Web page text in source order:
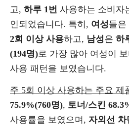
고, 하루 1번 사용하는 소비자
인되었습니다. 특히, 여성들은
2회 이상 사용하고, 남성은 하
(194명)로 가장 많아 여성이
사용 패턴을 보였습니다.
주 5회 이상 사용하는 주요 제
75.9%(760명), 토너/스킨
사용률을 보였으며, 자외선 차